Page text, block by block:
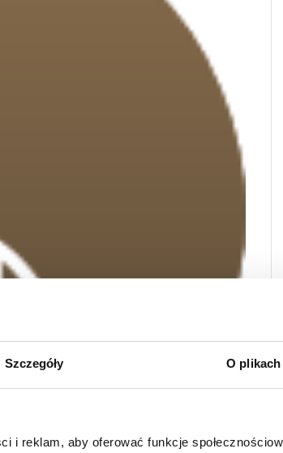
Szczegóły O
i reklam, aby oferować funkcje